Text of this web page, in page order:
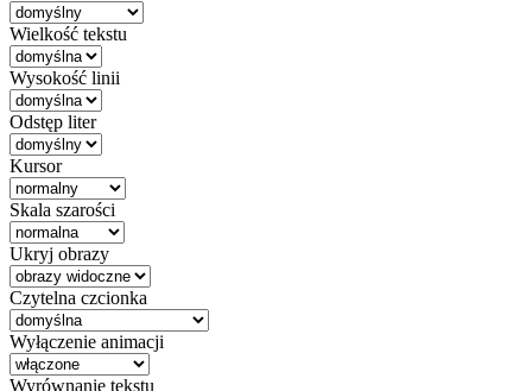
Wielkość tekstu
Wysokość linii
Odstęp liter
Kursor
Skala szarości
Ukryj obrazy
Czytelna czcionka
Wyłączenie animacji
Wyrównanie tekstu